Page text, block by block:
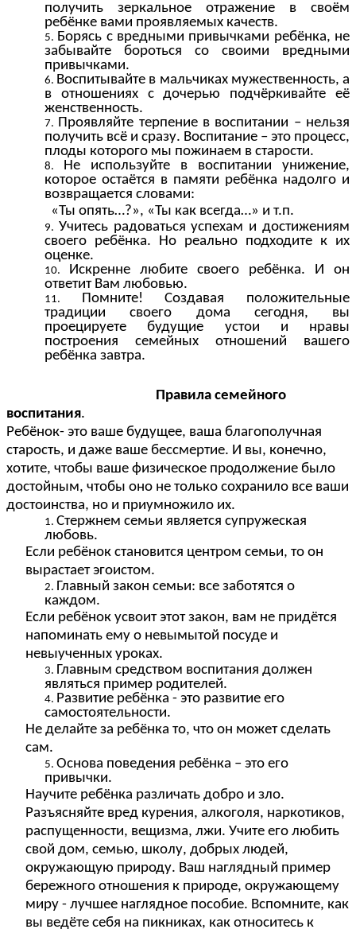
получить зеркальное отражение в своём
ребёнке вами проявляемых качеств.
Борясь с вредными привычками ребёнка, не
забывайте бороться со своими вредными
привычками.
Воспитывайте в мальчиках мужественность, а
в отношениях с дочерью подчёркивайте её
женственность.
Проявляйте терпение в воспитании – нельзя
получить всё и сразу. Воспитание – это процесс,
плоды которого мы пожинаем в старости.
Не используйте в воспитании унижение,
которое остаётся в памяти ребёнка надолго и
возвращается словами:
«Ты опять…?», «Ты как всегда…» и т.п.
Учитесь радоваться успехам и достижениям
своего ребёнка. Но реально подходите к их
оценке.
Искренне любите своего ребёнка. И он
ответит Вам любовью.
Помните! Создавая положительные
традиции своего дома сегодня, вы
проецируете будущие устои и нравы
построения семейных отношений вашего
ребёнка завтра.
Правила семейного
воспитания.
Ребёнок- это ваше будущее, ваша благополучная
старость, и даже ваше бессмертие. И вы, конечно,
хотите, чтобы ваше физическое продолжение было
достойным, чтобы оно не только сохранило все ваши
достоинства, но и приумножило их.
Стержнем семьи является супружеская
любовь.
Если ребёнок становится центром семьи, то он
вырастает эгоистом.
Главный закон семьи: все заботятся о
каждом.
Если ребёнок усвоит этот закон, вам не придётся
напоминать ему о невымытой посуде и
невыученных уроках.
Главным средством воспитания должен
являться пример родителей.
Развитие ребёнка - это развитие его
самостоятельности.
Не делайте за ребёнка то, что он может сделать
сам.
Основа поведения ребёнка – это его
привычки.
Научите ребёнка различать добро и зло.
Разъясняйте вред курения, алкоголя, наркотиков,
распущенности, вещизма, лжи. Учите его любить
свой дом, семью, школу, добрых людей,
окружающую природу. Ваш наглядный пример
бережного отношения к природе, окружающему
миру - лучшее наглядное пособие. Вспомните, как
вы ведёте себя на пикниках, как относитесь к